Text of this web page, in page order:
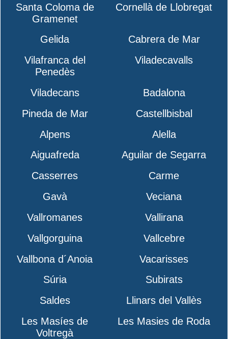
Santa Coloma de
Gramenet
Cornellà de Llobregat
Gelida
Cabrera de Mar
Vilafranca del
Penedès
Viladecavalls
Viladecans
Badalona
Pineda de Mar
Castellbisbal
Alpens
Alella
Aiguafreda
Aguilar de Segarra
Casserres
Carme
Gavà
Veciana
Vallromanes
Vallirana
Vallgorguina
Vallcebre
Vallbona d´Anoia
Vacarisses
Súria
Subirats
Saldes
Llinars del Vallès
Les Masíes de
Voltregà
Les Masies de Roda